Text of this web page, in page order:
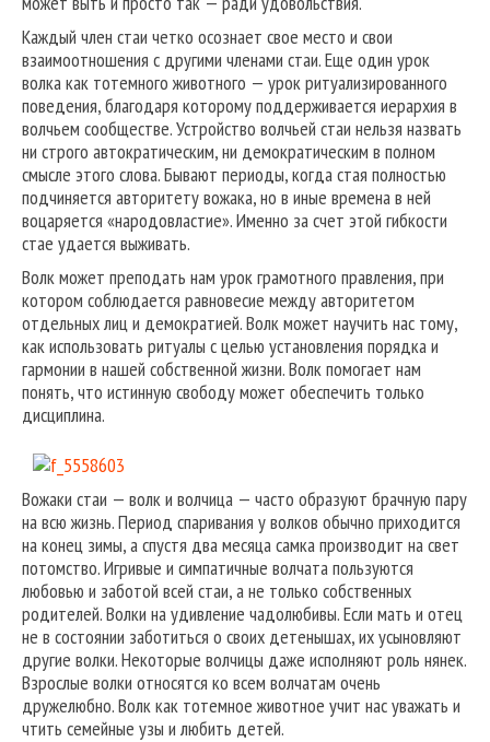
Каждый член стаи четко осознает свое место и свои
взаимоотношения с другими членами стаи. Еще один урок
волка как тотемного животного — урок ритуализированного
поведения, благодаря которому поддерживается иерархия в
волчьем сообществе. Устройство волчьей стаи нельзя назвать
ни строго автократическим, ни демократическим в полном
смысле этого слова. Бывают периоды, когда стая полностью
подчиняется авторитету вожака, но в иные времена в ней
воцаряется «народовластие». Именно за счет этой гибкости
стае удается выживать.
Волк может преподать нам урок грамотного правления, при
котором соблюдается равновесие между авторитетом
отдельных лиц и демократией. Волк может научить нас тому,
как использовать ритуалы с целью установления порядка и
гармонии в нашей собственной жизни. Волк помогает нам
понять, что истинную свободу может обеспечить только
дисциплина.
Вожаки стаи — волк и волчица — часто образуют брачную пару
на всю жизнь. Период спаривания у волков обычно приходится
на конец зимы, а спустя два месяца самка производит на свет
потомство. Игривые и симпатичные волчата пользуются
любовью и заботой всей стаи, а не только собственных
родителей. Волки на удивление чадолюбивы. Если мать и отец
не в состоянии заботиться о своих детенышах, их усыновляют
другие волки. Некоторые волчицы даже исполняют роль нянек.
Взрослые волки относятся ко всем волчатам очень
дружелюбно. Волк как тотемное животное учит нас уважать и
чтить семейные узы и любить детей.